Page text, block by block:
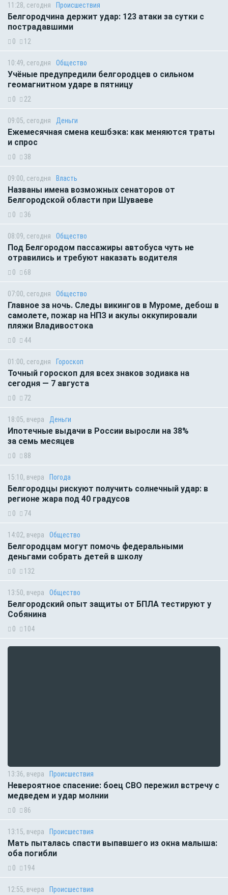
11:28, сегодня Происшествия
Белгородчина держит удар: 123 атаки за сутки с
пострадавшими
0 12
10:49, сегодня Общество
Учёные предупредили белгородцев о сильном
геомагнитном ударе в пятницу
0 22
09:05, сегодня Деньги
Ежемесячная смена кешбэка: как меняются траты
и спрос
0 38
09:00, сегодня Власть
Названы имена возможных сенаторов от
Белгородской области при Шуваеве
0 36
08:09, сегодня Общество
Под Белгородом пассажиры автобуса чуть не
отравились и требуют наказать водителя
0 68
07:00, сегодня Общество
Главное за ночь. Следы викингов в Муроме, дебош в
самолете, пожар на НПЗ и акулы оккупировали
пляжи Владивостока
0 44
01:00, сегодня Гороскоп
Точный гороскоп для всех знаков зодиака на
сегодня — 7 августа
0 72
18:05, вчера Деньги
Ипотечные выдачи в России выросли на 38%
за семь месяцев
0 88
15:10, вчера Погода
Белгородцы рискуют получить солнечный удар: в
регионе жара под 40 градусов
0 74
14:02, вчера Общество
Белгородцам могут помочь федеральными
деньгами собрать детей в школу
0 132
13:50, вчера Общество
Белгородский опыт защиты от БПЛА тестируют у
Собянина
0 104
13:36, вчера Происшествия
Невероятное спасение: боец СВО пережил встречу с
медведем и удар молнии
0 86
13:15, вчера Происшествия
Мать пыталась спасти выпавшего из окна малыша:
оба погибли
0 194
12:55, вчера Происшествия